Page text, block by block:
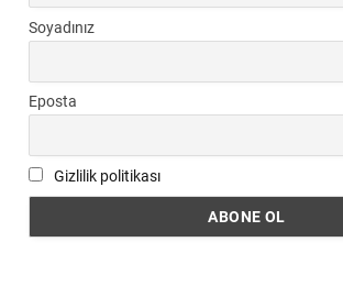
Soyadınız
Eposta
Gizlilik politikası